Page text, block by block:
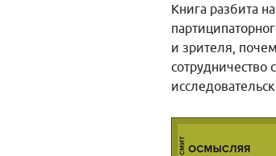
Книга разбита
и зрителя,
сотрудничество